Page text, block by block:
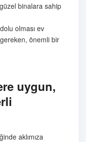
binalara sahip
olması ev
önemli bir
uygun,
aklımıza